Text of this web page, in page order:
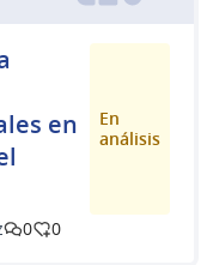
en
En
análisis
0 0